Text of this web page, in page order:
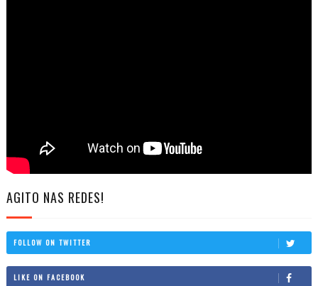
AGITO NAS REDES!
FOLLOW ON TWITTER
LIKE ON FACEBOOK